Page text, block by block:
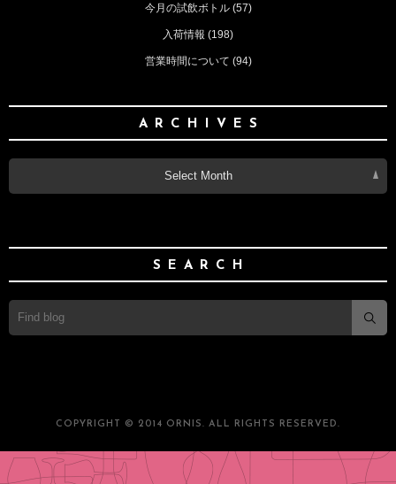
今月の試飲ボトル(57)
入荷情報 (198)
営業時間について (94)
ARCHIVES
Select Month
SEARCH
COPYRIGHT © 2014 ORNIS. ALL RIGHTS RESERVED.